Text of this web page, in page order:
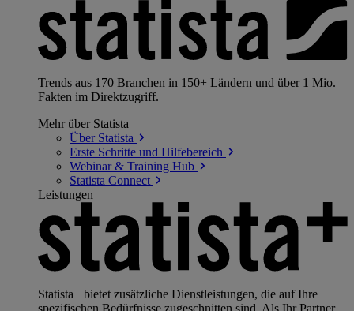
Trends aus 170 Branchen in 150+ Ländern und über 1 Mio.
Fakten im Direktzugriff.
Mehr über Statista
Über Statista
Erste Schritte und Hilfebereich
Webinar & Training Hub
Statista Connect
Leistungen
Statista+ bietet zusätzliche Dienstleistungen, die auf Ihre
spezifischen Bedürfnisse zugeschnitten sind. Als Ihr Partner